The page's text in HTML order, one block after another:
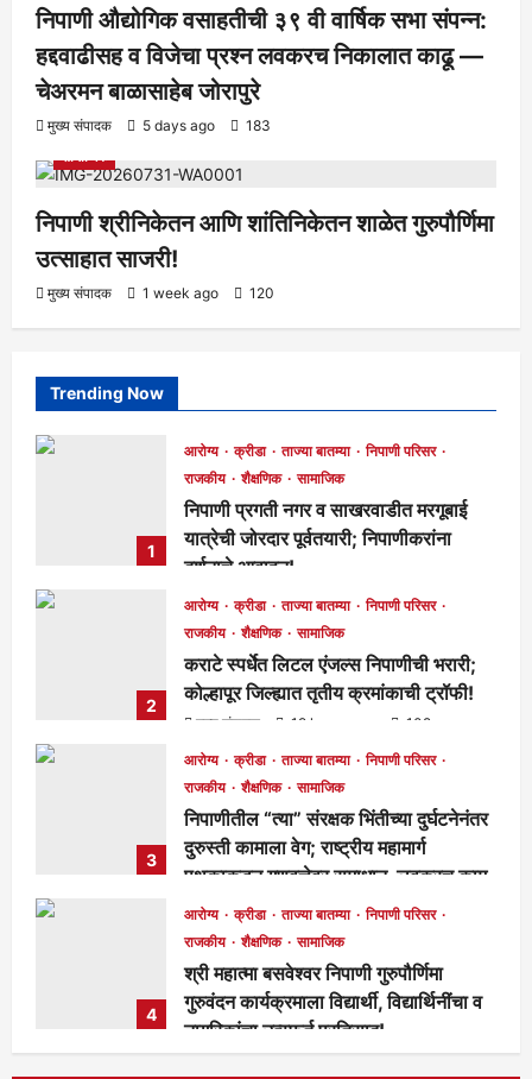
निपाणी औद्योगिक वसाहतीची ३९ वी वार्षिक सभा संपन्न:
हद्दवाढीसह व विजेचा प्रश्न लवकरच निकालात काढू —
चेअरमन बाळासाहेब जोरापुरे
मुख्य संपादक 5 days ago 183
आरोग्य क्रीडा ताज्या बातम्या निपाणी परिसर
निपाणी श्रीनिकेतन आणि शांतिनिकेतन शाळेत गुरुपौर्णिमा
उत्साहात साजरी!
मुख्य संपादक 1 week ago 120
Trending Now
1
आरोग्य क्रीडा ताज्या बातम्या
निपाणी परिसर
राजकीय
शैक्षणिक सामाजिक
निपाणी प्रगती नगर व साखरवाडीत मरगूबाई
यात्रेची जोरदार पूर्वतयारी; निपाणीकरांना
दर्शनाचे आवाहन!
मुख्य संपादक 18 hours ago 87
2
आरोग्य क्रीडा ताज्या बातम्या
निपाणी परिसर
राजकीय
शैक्षणिक सामाजिक
कराटे स्पर्धेत लिटल एंजल्स निपाणीची भरारी;
कोल्हापूर जिल्ह्यात तृतीय क्रमांकाची ट्रॉफी!
मुख्य संपादक 19 hours ago 102
3
आरोग्य क्रीडा ताज्या बातम्या
निपाणी परिसर
राजकीय
शैक्षणिक सामाजिक
निपाणीतील “त्या” संरक्षक भिंतीच्या दुर्घटनेनंतर
दुरुस्ती कामाला वेग; राष्ट्रीय महामार्ग
पथकाकडून गुणवत्तेवर समाधान, लवकरच काम
पूर्ण होणार!
मुख्य संपादक 2 days ago
4
आरोग्य क्रीडा ताज्या बातम्या
निपाणी परिसर
राजकीय
शैक्षणिक सामाजिक
श्री महात्मा बसवेश्वर निपाणी गुरुपौर्णिमा
गुरुवंदन कार्यक्रमाला विद्यार्थी, विद्यार्थिनींचा व
नागरिकांचा उत्स्फूर्त प्रतिसाद!